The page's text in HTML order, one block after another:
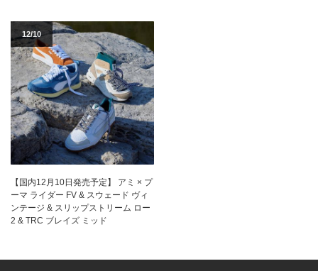
12/10
【国内12月10日発売予定】 アミ × プ
ーマ ライダー FV & スウェード ヴィ
ンテージ & スリップストリーム ロー
2 & TRC ブレイズ ミッド